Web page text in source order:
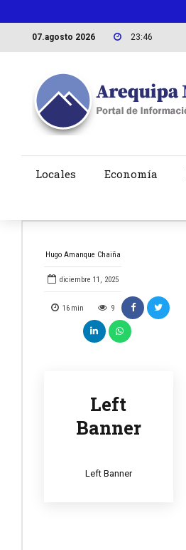
07.agosto 2026 23:46
Locales Economía
Hugo Amanque Chaiña
diciembre 11, 2025
16 min 9
Left
Banner
Left Banner